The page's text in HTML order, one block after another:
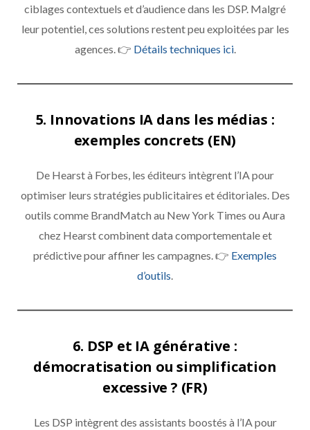
ciblages contextuels et d’audience dans les DSP. Malgré
leur potentiel, ces solutions restent peu exploitées par les
agences. 👉 Détails techniques ici.
5. Innovations IA dans les médias :
exemples concrets (EN)
De Hearst à Forbes, les éditeurs intègrent l’IA pour
optimiser leurs stratégies publicitaires et éditoriales. Des
outils comme BrandMatch au New York Times ou Aura
chez Hearst combinent data comportementale et
prédictive pour affiner les campagnes. 👉 Exemples
d’outils.
6. DSP et IA générative :
démocratisation ou simplification
excessive ? (FR)
Les DSP intègrent des assistants boostés à l’IA pour